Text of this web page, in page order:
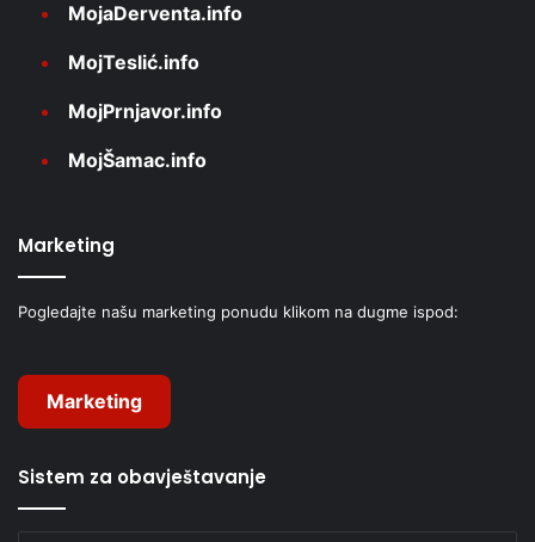
MojaDerventa.info
MojTeslić.info
MojPrnjavor.info
MojŠamac.info
Marketing
Pogledajte našu marketing ponudu klikom na dugme ispod:
Marketing
Sistem za obavještavanje